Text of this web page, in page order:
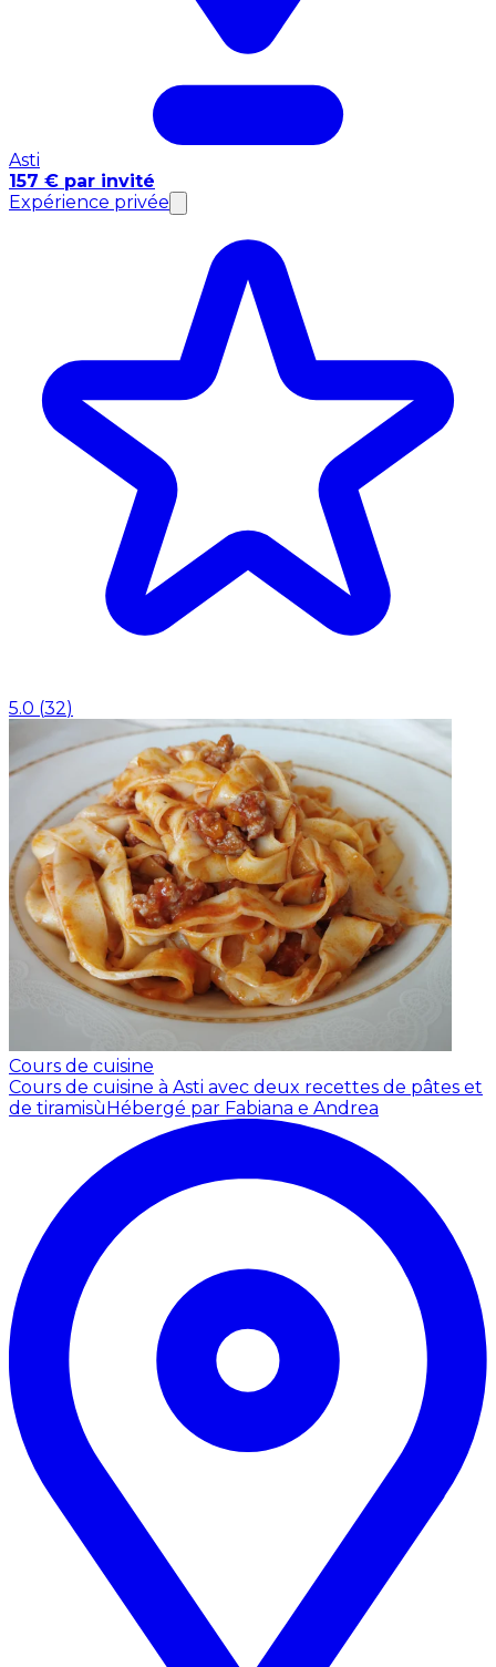
Asti
157 € par invité
Expérience privée
5.0 (32)
Cours de cuisine
Cours de cuisine à Asti avec deux recettes de pâtes et
de tiramisù Hébergé par Fabiana e Andrea